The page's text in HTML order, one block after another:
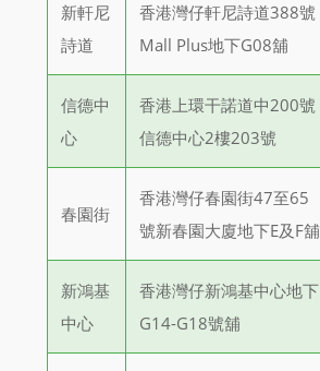
新軒尼
詩道
香港灣仔軒尼詩道388號
Mall Plus地下G08舖
信德中
心
香港上環干諾道中200號
信德中心2樓203號
春園街
香港灣仔春園街47至65
號新春園大廈地下E及F舖
新鴻基
中心
香港灣仔新鴻基中心地下
G14-G18號舖